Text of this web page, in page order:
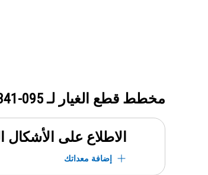
مخطط قطع الغيار لـ095-3341
الاطلاع على الأشكال
إضافة معداتك